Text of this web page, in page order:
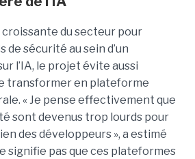
du secteur pour
sécurité au sein d’un
l’IA, le projet évite aussi
transformer en plateforme
« Je pense effectivement que
sont devenus trop lourds pour
des développeurs », a estimé
signifie pas que ces plateformes